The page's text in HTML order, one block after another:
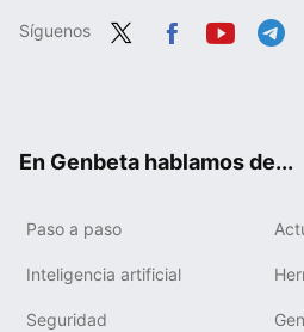
Síguenos
En Genbeta hablamos de...
Paso a paso
Inteligencia artificial
Seguridad